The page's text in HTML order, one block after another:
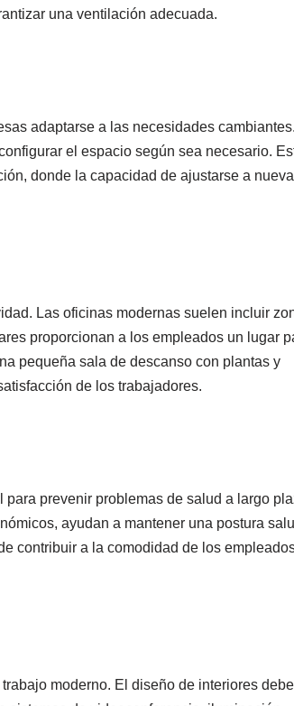
una ventilación adecuada.
adaptarse a las necesidades
el espacio según sea necesario.
donde la capacidad de ajustarse a
Las oficinas modernas suelen incluir
proporcionan a los empleados un lugar
pequeña sala de descanso con plantas y
de los trabajadores.
prevenir problemas de salud a largo
ayudan a mantener una postura
contribuir a la comodidad de los
moderno. El diseño de interiores debe